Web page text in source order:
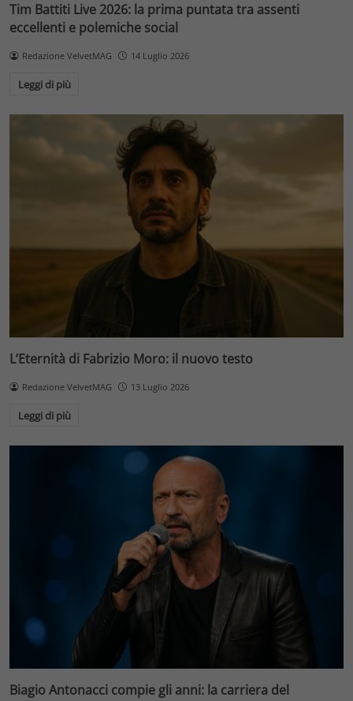
Tim Battiti Live 2026: la prima puntata tra assenti
eccellenti e polemiche social
Redazione VelvetMAG 14 Luglio 2026
Leggi di più
L’Eternità di Fabrizio Moro: il nuovo testo
Redazione VelvetMAG 13 Luglio 2026
Leggi di più
Biagio Antonacci compie gli anni: la carriera del